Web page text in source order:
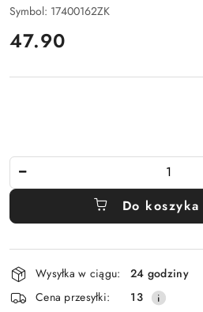
Symbol: 17400162ZK
cena:
47.90
Do koszyka
Dostępność
i
dostawa
Wysyłka w ciągu:
24 godziny
Cena przesyłki:
13